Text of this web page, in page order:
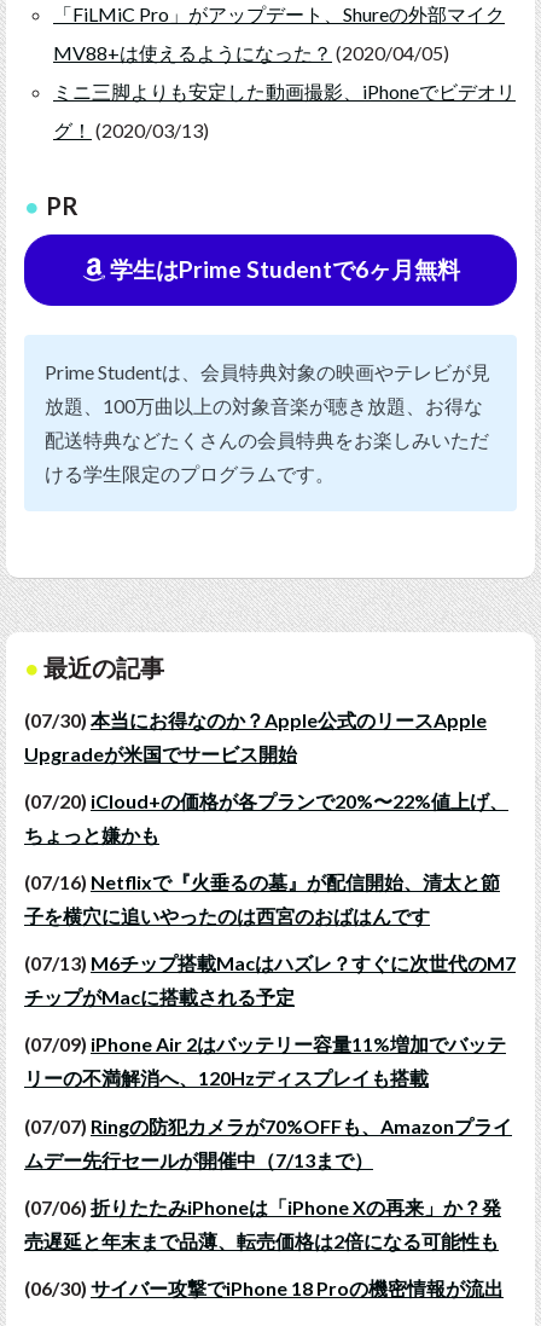
「FiLMiC Pro」がアップデート、Shureの外部マイク
MV88+は使えるようになった？ (2020/04/05)
ミニ三脚よりも安定した動画撮影、iPhoneでビデオリ
グ！ (2020/03/13)
PR
学生はPrime Studentで6ヶ月無料
Prime Studentは、会員特典対象の映画やテレビが見
放題、100万曲以上の対象音楽が聴き放題、お得な
配送特典などたくさんの会員特典をお楽しみいただ
ける学生限定のプログラムです。
最近の記事
(07/30) 本当にお得なのか？Apple公式のリースApple
Upgradeが米国でサービス開始
(07/20) iCloud+の価格が各プランで20%〜22%値上げ、
ちょっと嫌かも
(07/16) Netflixで『火垂るの墓』が配信開始、清太と節
子を横穴に追いやったのは西宮のおばはんです
(07/13) M6チップ搭載Macはハズレ？すぐに次世代のM7
チップがMacに搭載される予定
(07/09) iPhone Air 2はバッテリー容量11%増加でバッテ
リーの不満解消へ、120Hzディスプレイも搭載
(07/07) Ringの防犯カメラが70%OFFも、Amazonプライ
ムデー先行セールが開催中（7/13まで）
(07/06) 折りたたみiPhoneは「iPhone Xの再来」か？発
売遅延と年末まで品薄、転売価格は2倍になる可能性も
(06/30) サイバー攻撃でiPhone 18 Proの機密情報が流出